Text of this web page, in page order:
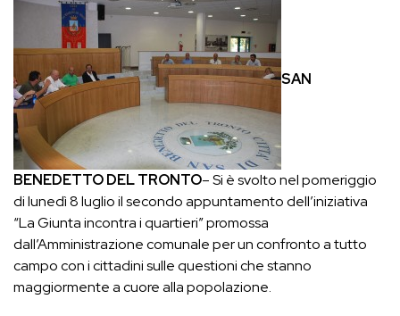
SAN
BENEDETTO DEL TRONTO– Si è svolto nel pomeriggio
di lunedì 8 luglio il secondo appuntamento dell’iniziativa
“La Giunta incontra i quartieri” promossa
dall’Amministrazione comunale per un confronto a tutto
campo con i cittadini sulle questioni che stanno
maggiormente a cuore alla popolazione.